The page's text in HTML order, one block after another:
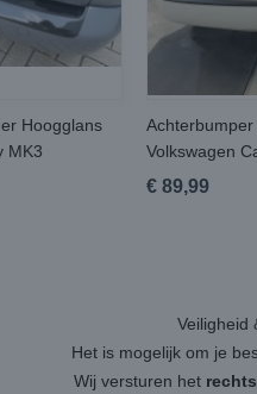
Hoogglans
MK3
Volkswagen
€ 89,99
Veiligheid
Het is mogelijk om je
Wij versturen het